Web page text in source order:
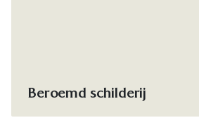
Beroemd schilderij